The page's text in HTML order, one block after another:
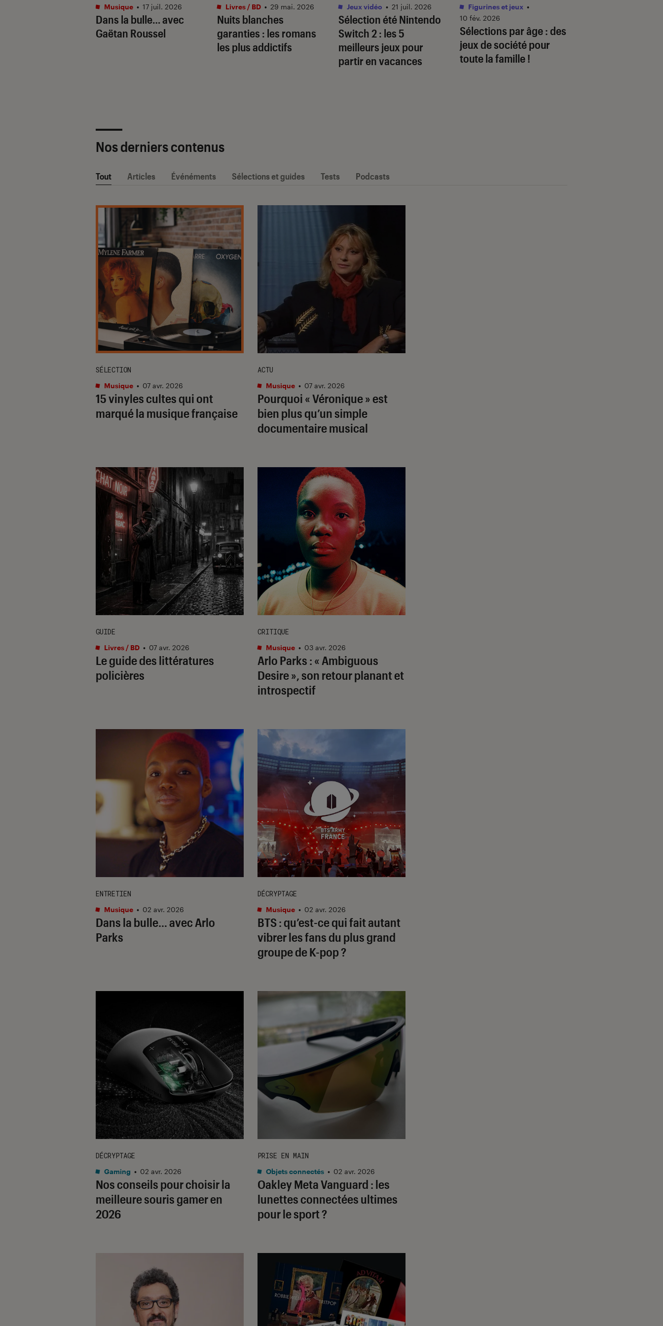
Dans la bulle… avec
Gaëtan Roussel
Musique • 17 juil. 2026
Nuits blanches
garanties : les romans
les plus addictifs
Livres / BD • 29 mai. 2026
Sélection été Nintendo
Switch 2 : les 5
meilleurs jeux pour
partir en vacances
Jeux vidéo • 21 juil. 2026
Sélections par âge : des
jeux de société pour
toute la famille !
Figurines et jeux •
10 fév. 2026
Nos derniers contenus
Tout Articles Événéments Sélections et guides Tests Podcasts
15 vinyles cultes qui ont
marqué la musique française
SÉLECTION
Musique • 07 avr. 2026
Pourquoi « Véronique » est
bien plus qu’un simple
documentaire musical
ACTU
Musique • 07 avr. 2026
Le guide des littératures
policières
GUIDE
Livres / BD • 07 avr. 2026
Arlo Parks : « Ambiguous
Desire », son retour planant et
introspectif
CRITIQUE
Musique • 03 avr. 2026
Dans la bulle… avec Arlo
Parks
ENTRETIEN
Musique • 02 avr. 2026
BTS : qu’est-ce qui fait autant
vibrer les fans du plus grand
groupe de K-pop ?
DÉCRYPTAGE
Musique • 02 avr. 2026
Nos conseils pour choisir la
meilleure souris gamer en
2026
DÉCRYPTAGE
Gaming • 02 avr. 2026
Oakley Meta Vanguard : les
lunettes connectées ultimes
pour le sport ?
PRISE EN MAIN
Objets connectés • 02 avr. 2026